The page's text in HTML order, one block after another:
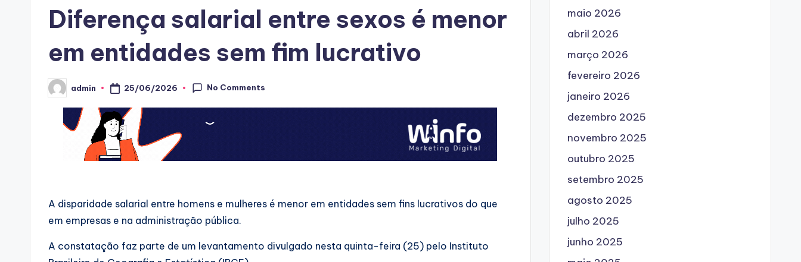
Diferença salarial entre sexos é menor
em entidades sem fim lucrativo
Posted
by
admin 25/06/2026 No Comments
A disparidade salarial entre homens e mulheres é menor em entidades sem fins lucrativos do que
em empresas e na administração pública.
A constatação faz parte de um levantamento divulgado nesta quinta-feira (25) pelo Instituto
maio 2026
abril 2026
março 2026
fevereiro 2026
janeiro 2026
dezembro 2025
novembro 2025
outubro 2025
setembro 2025
agosto 2025
julho 2025
junho 2025